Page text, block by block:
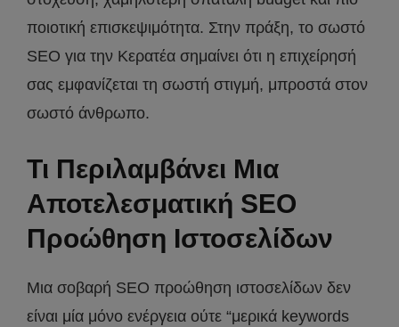
ποιοτική επισκεψιμότητα. Στην πράξη, το σωστό
SEO για την Κερατέα σημαίνει ότι η επιχείρησή
σας εμφανίζεται τη σωστή στιγμή, μπροστά στον
σωστό άνθρωπο.
Τι Περιλαμβάνει Μια
Αποτελεσματική SEO
Προώθηση Ιστοσελίδων
Μια σοβαρή SEO προώθηση ιστοσελίδων δεν
είναι μία μόνο ενέργεια ούτε “μερικά keywords